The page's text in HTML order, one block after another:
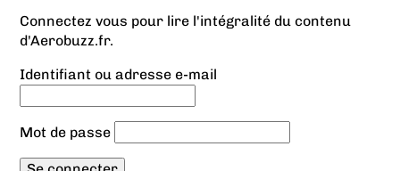
Connectez vous pour lire l'intégralité du contenu
d'Aerobuzz.fr.
Identifiant ou adresse e-mail
Mot de passe